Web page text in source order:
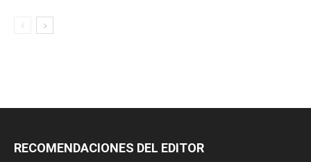
RECOMENDACIONES DEL EDITOR